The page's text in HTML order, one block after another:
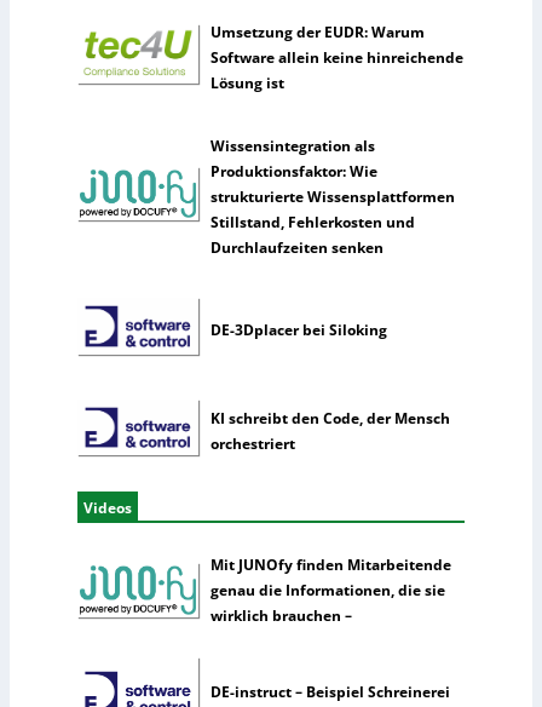
Umsetzung der EUDR: Warum
Software allein keine hinreichende
Lösung ist
Wissensintegration als
Produktionsfaktor: Wie
strukturierte Wissensplattformen
Stillstand, Fehlerkosten und
Durchlaufzeiten senken
DE-3Dplacer bei Siloking
KI schreibt den Code, der Mensch
orchestriert
Videos
Mit JUNOfy finden Mitarbeitende
genau die Informationen, die sie
wirklich brauchen –
DE-instruct – Beispiel Schreinerei